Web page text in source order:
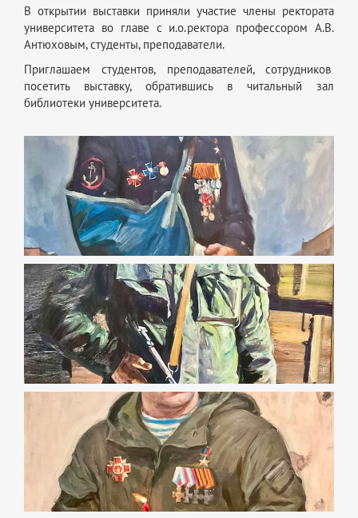
В открытии выставки приняли участие члены ректората
университета во главе с и.о.ректора профессором А.В.
Антюховым, студенты, преподаватели.
Приглашаем студентов, преподавателей, сотрудников
посетить выставку, обратившись в читальный зал
библиотеки университета.